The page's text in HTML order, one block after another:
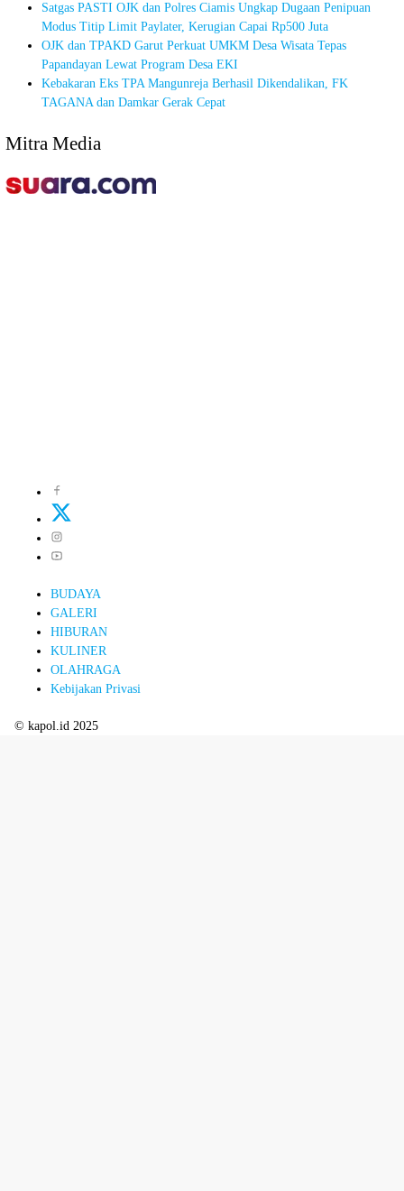
Satgas PASTI OJK dan Polres Ciamis Ungkap Dugaan Penipuan
Modus Titip Limit Paylater, Kerugian Capai Rp500 Juta
OJK dan TPAKD Garut Perkuat UMKM Desa Wisata Tepas
Papandayan Lewat Program Desa EKI
Kebakaran Eks TPA Mangunreja Berhasil Dikendalikan, FK
TAGANA dan Damkar Gerak Cepat
Mitra Media
BUDAYA
GALERI
HIBURAN
KULINER
OLAHRAGA
Kebijakan Privasi
© kapol.id 2025